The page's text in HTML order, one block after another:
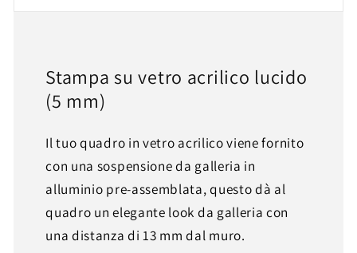
Stampa su vetro acrilico lucido
(5 mm)
Il tuo quadro in vetro acrilico viene fornito
con una sospensione da galleria in
alluminio pre-assemblata, questo dà al
quadro un elegante look da galleria con
una distanza di 13 mm dal muro.